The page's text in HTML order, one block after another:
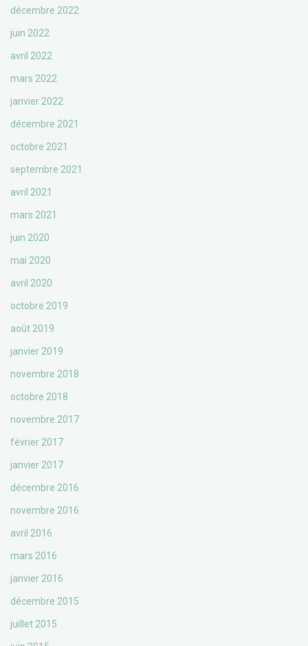
décembre 2022
juin 2022
avril 2022
mars 2022
janvier 2022
décembre 2021
octobre 2021
septembre 2021
avril 2021
mars 2021
juin 2020
mai 2020
avril 2020
octobre 2019
août 2019
janvier 2019
novembre 2018
octobre 2018
novembre 2017
février 2017
janvier 2017
décembre 2016
novembre 2016
avril 2016
mars 2016
janvier 2016
décembre 2015
juillet 2015